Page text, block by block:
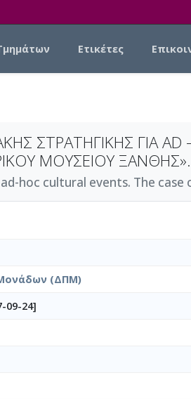
Ετικέτες
ΣΤΡΑΤΗΓΙΚΗΣ ΓΙΑ AD
ΜΟΥΣΕΙΟΥ ΞΑΝΘΗΣ».
hoc cultural events. The case
Μονάδων (ΔΠΜ)
09-24]